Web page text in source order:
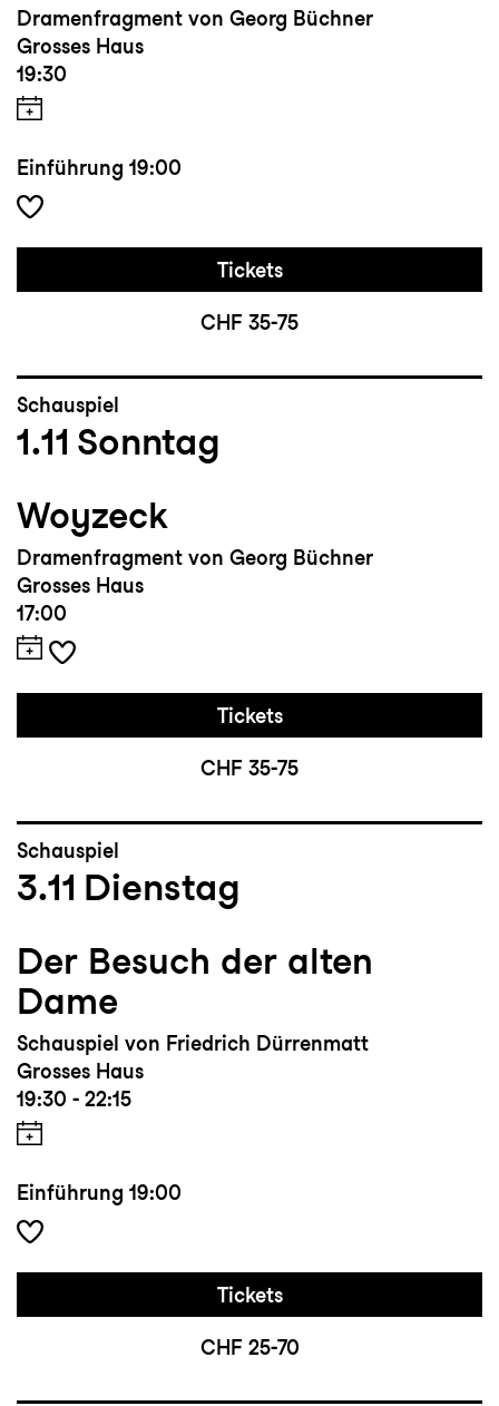
Dramenfragment von Georg Büchner
Grosses Haus
19:30
Einführung 19:00
Tickets
CHF 35-75
Schauspiel
1.11 Sonntag
Woyzeck
Dramenfragment von Georg Büchner
Grosses Haus
17:00
Tickets
CHF 35-75
Schauspiel
3.11 Dienstag
Der Besuch der alten
Dame
Schauspiel von Friedrich Dürrenmatt
Grosses Haus
19:30 - 22:15
Einführung 19:00
Tickets
CHF 25-70